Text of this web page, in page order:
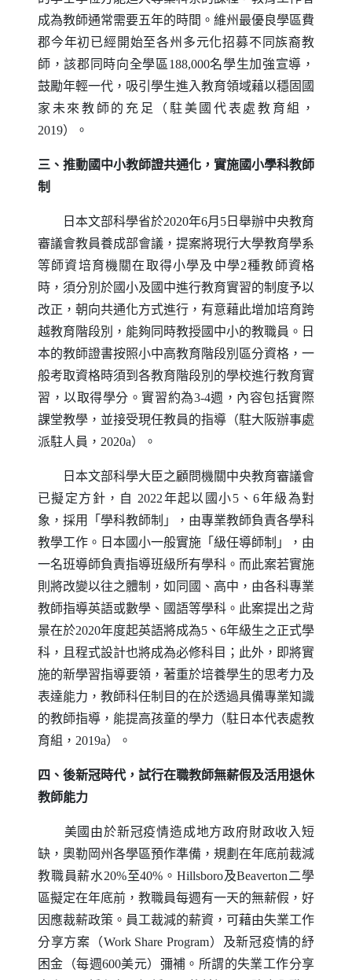
成為教師通常需要五年的時間。維州最優良學區費
郡今年初已經開始至各州多元化招募不同族裔教
師，該郡同時向全學區188,000名學生加強宣導，
鼓勵年輕一代，吸引學生進入教育領域藉以穩固國
家未來教師的充足（駐美國代表處教育組，
2019）。
三、推動國中小教師證共通化，實施國小學科教師
制
日本文部科學省於2020年6月5日舉辦中央教育
審議會教員養成部會議，提案將現行大學教育學系
等師資培育機關在取得小學及中學2種教師資格
時，須分別於國小及國中進行教育實習的制度予以
改正，朝向共通化方式進行，有意藉此增加培育跨
越教育階段別，能夠同時教授國中小的教職員。日
本的教師證書按照小中高教育階段別區分資格，一
般考取資格時須到各教育階段別的學校進行教育實
習，以取得學分。實習約為3-4週，內容包括實際
課堂教學，並接受現任教員的指導（駐大阪辦事處
派駐人員，2020a）。
日本文部科學大臣之顧問機關中央教育審議會
已擬定方針，自 2022年起以國小5、6年級為對
象，採用「學科教師制」，由專業教師負責各學科
教學工作。日本國小一般實施「級任導師制」，由
一名班導師負責指導班級所有學科。而此案若實施
則將改變以往之體制，如同國、高中，由各科專業
教師指導英語或數學、國語等學科。此案提出之背
景在於2020年度起英語將成為5、6年級生之正式學
科，且程式設計也將成為必修科目；此外，即將實
施的新學習指導要領，著重於培養學生的思考力及
表達能力，教師科任制目的在於透過具備專業知識
的教師指導，能提高孩童的學力（駐日本代表處教
育組，2019a）。
四、後新冠時代，試行在職教師無薪假及活用退休
教師能力
美國由於新冠疫情造成地方政府財政收入短
缺，奧勒岡州各學區預作準備，規劃在年底前裁減
教職員薪水20%至40%。 Hillsboro及Beaverton二學
區擬定在年底前，教職員每週有一天的無薪假，好
因應裁薪政策。員工裁減的薪資，可藉由失業工作
分享方案（Work Share Program）及新冠疫情的紓
困金（每週600美元）彌補。所謂的失業工作分享